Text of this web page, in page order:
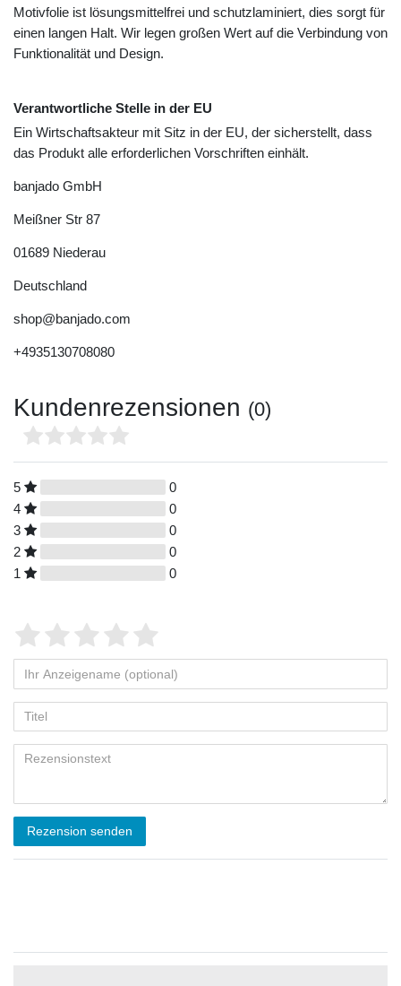
Motivfolie ist lösungsmittelfrei und schutzlaminiert, dies sorgt für
einen langen Halt. Wir legen großen Wert auf die Verbindung von
Funktionalität und Design.
Verantwortliche Stelle in der EU
Ein Wirtschaftsakteur mit Sitz in der EU, der sicherstellt, dass
das Produkt alle erforderlichen Vorschriften einhält.
banjado GmbH
Meißner Str 87
01689 Niederau
Deutschland
shop@banjado.com
+4935130708080
Kundenrezensionen (0)
5
0
4
0
3
0
2
0
1
0
Rezension senden